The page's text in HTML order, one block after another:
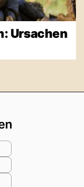
Ursachen